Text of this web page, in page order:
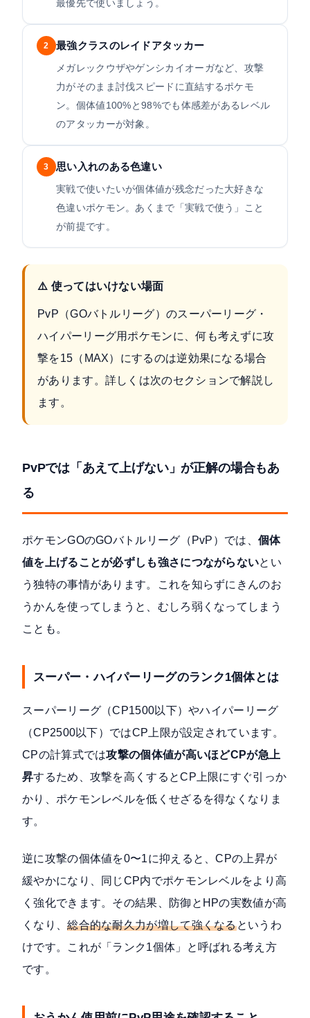
最優先で使いましょう。
2 最強クラスのレイドアタッカー
メガレックウザやゲンシカイオーガなど、攻撃
力がそのまま討伐スピードに直結するポケモ
ン。個体値100%と98%でも体感差があるレベル
のアタッカーが対象。
3 思い入れのある色違い
実戦で使いたいが個体値が残念だった大好きな
色違いポケモン。あくまで「実戦で使う」こと
が前提です。
⚠️ 使ってはいけない場面
PvP（GOバトルリーグ）のスーパーリーグ・
ハイパーリーグ用ポケモンに、何も考えずに攻
撃を15（MAX）にするのは逆効果になる場合
があります。詳しくは次のセクションで解説し
ます。
PvPでは「あえて上げない」が正解の場合もあ
る
ポケモンGOのGOバトルリーグ（PvP）では、 個体
値を上げることが必ずしも強さにつながらないとい
う独特の事情があります。これを知らずにきんのお
うかんを使ってしまうと、むしろ弱くなってしまう
ことも。
スーパー・ハイパーリーグのランク1個体とは
スーパーリーグ（CP1500以下）やハイパーリーグ
（CP2500以下）ではCP上限が設定されています。
CPの計算式では攻撃の個体値が高いほどCPが急上
昇するため、攻撃を高くするとCP上限にすぐ引っか
かり、ポケモンレベルを低くせざるを得なくなりま
す。
逆に攻撃の個体値を0〜1に抑えると、CPの上昇が
緩やかになり、同じCP内でポケモンレベルをより高
く強化できます。その結果、防御とHPの実数値が高
くなり、総合的な耐久力が増して強くなるというわ
けです。これが「ランク1個体」と呼ばれる考え方
です。